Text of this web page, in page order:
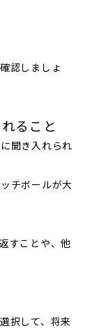
認しましょ
ること
聞き入れられ
チボールが大
すことや、他
択して、将来